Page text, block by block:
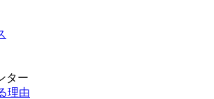
ター
理由